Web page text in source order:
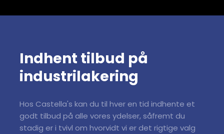
Indhent tilbud på
industrilakering
Hos Castella's kan du til hver en tid indhente et
godt tilbud på alle vores ydelser, såfremt du
stadig er i tvivl om hvorvidt vi er det rigtige valg